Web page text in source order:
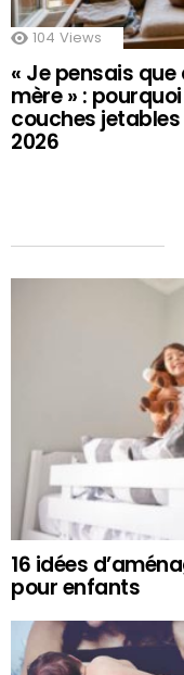
104 Views
« Je pensais
mère » :
couches
2026
16 idées
pour enfants